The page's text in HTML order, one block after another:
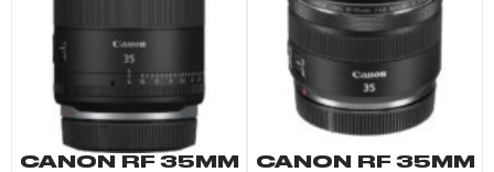
CANON RF 35MM
CANON RF 35MM